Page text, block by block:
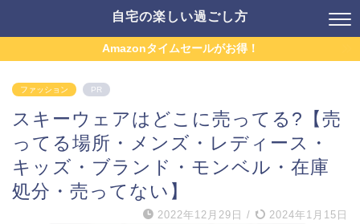
自宅の楽しい過ごし方
Amazonタイムセールがお得！
ファッション PR
スキーウェアはどこに売ってる?【売
ってる場所・メンズ・レディース・
キッズ・ブランド・モンベル・在庫
処分・売ってない】
2022年12月29日 / 2024年1月15日